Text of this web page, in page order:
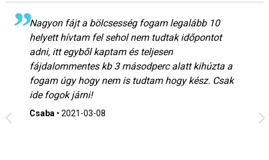
Nagyon fájt a bölcsesség fogam legalább 10
helyett hívtam fel sehol nem tudtak időpontot
adni, itt egyből kaptam és teljesen
fájdalommentes kb 3 másodperc alatt kihúzta a
fogam úgy hogy nem is tudtam hogy kész. Csak
ide fogok járni!
Csaba • 2021-03-08